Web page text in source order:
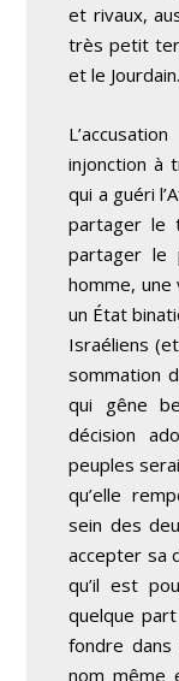
et rivaux,
très petit
et le Jourdain.
injonction à
qui a guéri
partager le
partager le
homme, une
un État
Israéliens
sommation
qui gêne
décision
peuples
qu’elle
sein des
accepter sa
qu’il est
quelque
fondre dans
nom même